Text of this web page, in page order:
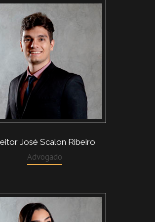
José Scalon Ribeiro
Advogado